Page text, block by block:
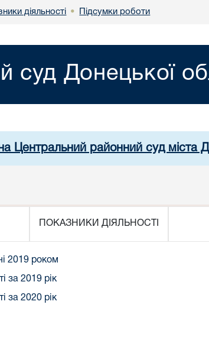
діяльності • Підсумки роботи
суд Донецької
Центральний районний суд міста
ПОКАЗНИКИ ДІЯЛЬНОСТІ
2019 роком
за 2019 рік
за 2020 рік